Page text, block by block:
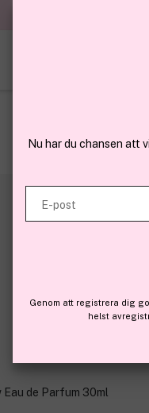
Nu har du chansen att
E-post
Genom att registrera dig
helst